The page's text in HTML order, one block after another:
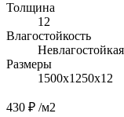
Толщина
12
Влагостойкость
Невлагостойкая
Размеры
1500х1250х12
430 ₽ /м2